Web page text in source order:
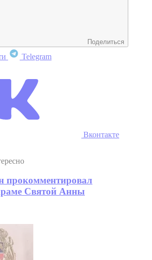
Поделиться
Telegram
Вконтакте
Святой Анны